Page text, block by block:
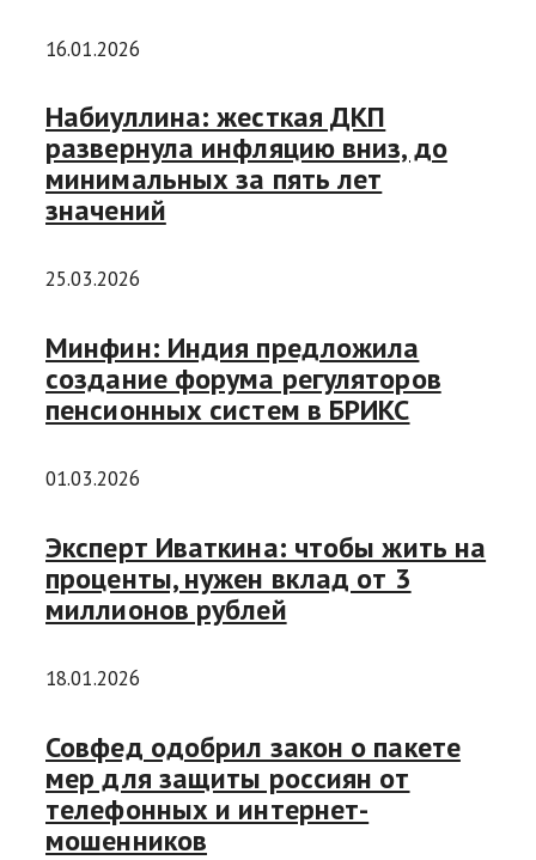
16.01.2026
Набиуллина: жесткая ДКП
развернула инфляцию вниз, до
минимальных за пять лет
значений
25.03.2026
Минфин: Индия предложила
создание форума регуляторов
пенсионных систем в БРИКС
01.03.2026
Эксперт Иваткина: чтобы жить на
проценты, нужен вклад от 3
миллионов рублей
18.01.2026
Совфед одобрил закон о пакете
мер для защиты россиян от
телефонных и интернет-
мошенников